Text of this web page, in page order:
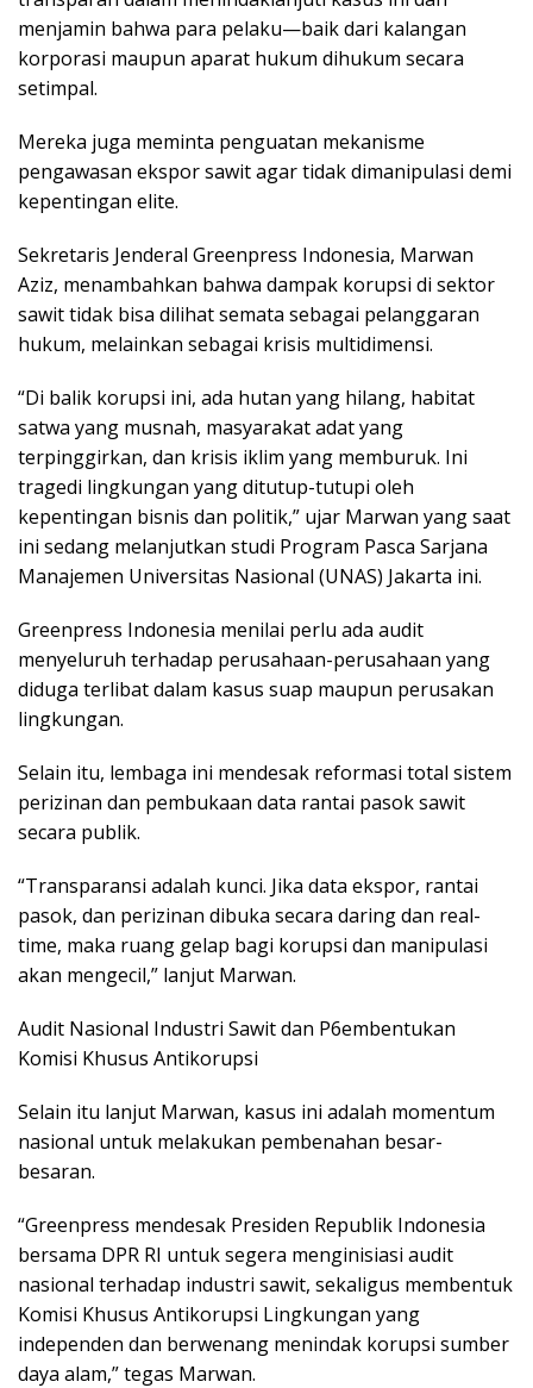
menjamin bahwa para pelaku—baik dari kalangan
korporasi maupun aparat hukum dihukum secara
setimpal.
Mereka juga meminta penguatan mekanisme
pengawasan ekspor sawit agar tidak dimanipulasi demi
kepentingan elite.
Sekretaris Jenderal Greenpress Indonesia, Marwan
Aziz, menambahkan bahwa dampak korupsi di sektor
sawit tidak bisa dilihat semata sebagai pelanggaran
hukum, melainkan sebagai krisis multidimensi.
“Di balik korupsi ini, ada hutan yang hilang, habitat
satwa yang musnah, masyarakat adat yang
terpinggirkan, dan krisis iklim yang memburuk. Ini
tragedi lingkungan yang ditutup-tutupi oleh
kepentingan bisnis dan politik,” ujar Marwan yang saat
ini sedang melanjutkan studi Program Pasca Sarjana
Manajemen Universitas Nasional (UNAS) Jakarta ini.
Greenpress Indonesia menilai perlu ada audit
menyeluruh terhadap perusahaan-perusahaan yang
diduga terlibat dalam kasus suap maupun perusakan
lingkungan.
Selain itu, lembaga ini mendesak reformasi total sistem
perizinan dan pembukaan data rantai pasok sawit
secara publik.
“Transparansi adalah kunci. Jika data ekspor, rantai
pasok, dan perizinan dibuka secara daring dan real-
time, maka ruang gelap bagi korupsi dan manipulasi
akan mengecil,” lanjut Marwan.
Audit Nasional Industri Sawit dan P6embentukan
Komisi Khusus Antikorupsi
Selain itu lanjut Marwan, kasus ini adalah momentum
nasional untuk melakukan pembenahan besar-
besaran.
“Greenpress mendesak Presiden Republik Indonesia
bersama DPR RI untuk segera menginisiasi audit
nasional terhadap industri sawit, sekaligus membentuk
Komisi Khusus Antikorupsi Lingkungan yang
independen dan berwenang menindak korupsi sumber
daya alam,” tegas Marwan.